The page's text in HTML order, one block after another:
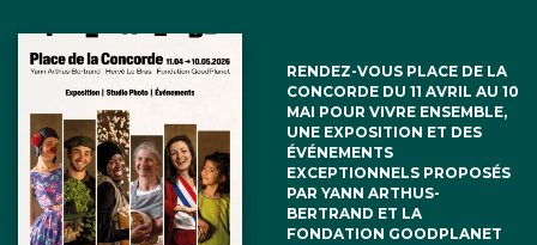
RENDEZ-VOUS PLACE DE LA
CONCORDE DU 11 AVRIL AU 10
MAI POUR VIVRE ENSEMBLE,
UNE EXPOSITION ET DES
ÉVÉNEMENTS
EXCEPTIONNELS PROPOSÉS
PAR YANN ARTHUS-
BERTRAND ET LA
FONDATION GOODPLANET